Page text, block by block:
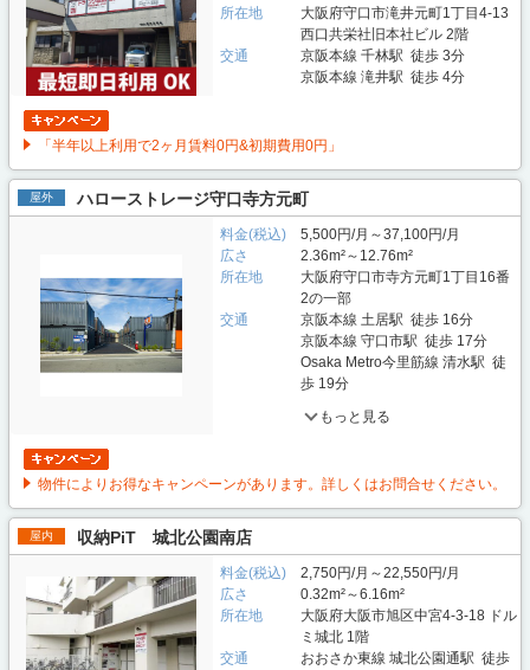
所在地
大阪府守口市滝井元町1丁目4-13
西口共栄社旧本社ビル 2階
交通
京阪本線 千林駅 徒歩 3分
京阪本線 滝井駅 徒歩 4分
「半年以上利用で2ヶ月賃料0円&初期費用0円」
屋外 ハローストレージ守口寺方元町
料金(税込)
5,500円/月～37,100円/月
広さ
2.36m²～12.76m²
所在地
大阪府守口市寺方元町1丁目16番
2の一部
交通
京阪本線 土居駅 徒歩 16分
京阪本線 守口市駅 徒歩 17分
Osaka Metro今里筋線 清水駅 徒
歩 19分
もっと見る
物件によりお得なキャンペーンがあります。詳しくはお問合せください。
屋内 収納PiT 城北公園南店
料金(税込)
2,750円/月～22,550円/月
広さ
0.32m²～6.16m²
所在地
大阪府大阪市旭区中宮4-3-18 ドル
ミ城北 1階
交通
おおさか東線 城北公園通駅 徒歩